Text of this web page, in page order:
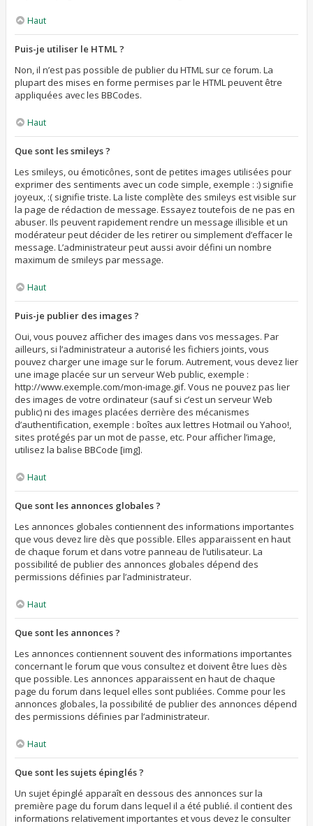
Haut
Puis-je utiliser le HTML ?
Non, il n’est pas possible de publier du HTML sur ce forum. La
plupart des mises en forme permises par le HTML peuvent être
appliquées avec les BBCodes.
Haut
Que sont les smileys ?
Les smileys, ou émoticônes, sont de petites images utilisées pour
exprimer des sentiments avec un code simple, exemple : :) signifie
joyeux, :( signifie triste. La liste complète des smileys est visible sur
la page de rédaction de message. Essayez toutefois de ne pas en
abuser. Ils peuvent rapidement rendre un message illisible et un
modérateur peut décider de les retirer ou simplement d’effacer le
message. L’administrateur peut aussi avoir défini un nombre
maximum de smileys par message.
Haut
Puis-je publier des images ?
Oui, vous pouvez afficher des images dans vos messages. Par
ailleurs, si l’administrateur a autorisé les fichiers joints, vous
pouvez charger une image sur le forum. Autrement, vous devez lier
une image placée sur un serveur Web public, exemple :
http://www.exemple.com/mon-image.gif. Vous ne pouvez pas lier
des images de votre ordinateur (sauf si c’est un serveur Web
public) ni des images placées derrière des mécanismes
d’authentification, exemple : boîtes aux lettres Hotmail ou Yahoo!,
sites protégés par un mot de passe, etc. Pour afficher l’image,
utilisez la balise BBCode [img].
Haut
Que sont les annonces globales ?
Les annonces globales contiennent des informations importantes
que vous devez lire dès que possible. Elles apparaissent en haut
de chaque forum et dans votre panneau de l’utilisateur. La
possibilité de publier des annonces globales dépend des
permissions définies par l’administrateur.
Haut
Que sont les annonces ?
Les annonces contiennent souvent des informations importantes
concernant le forum que vous consultez et doivent être lues dès
que possible. Les annonces apparaissent en haut de chaque
page du forum dans lequel elles sont publiées. Comme pour les
annonces globales, la possibilité de publier des annonces dépend
des permissions définies par l’administrateur.
Haut
Que sont les sujets épinglés ?
Un sujet épinglé apparaît en dessous des annonces sur la
première page du forum dans lequel il a été publié. il contient des
informations relativement importantes et vous devez le consulter